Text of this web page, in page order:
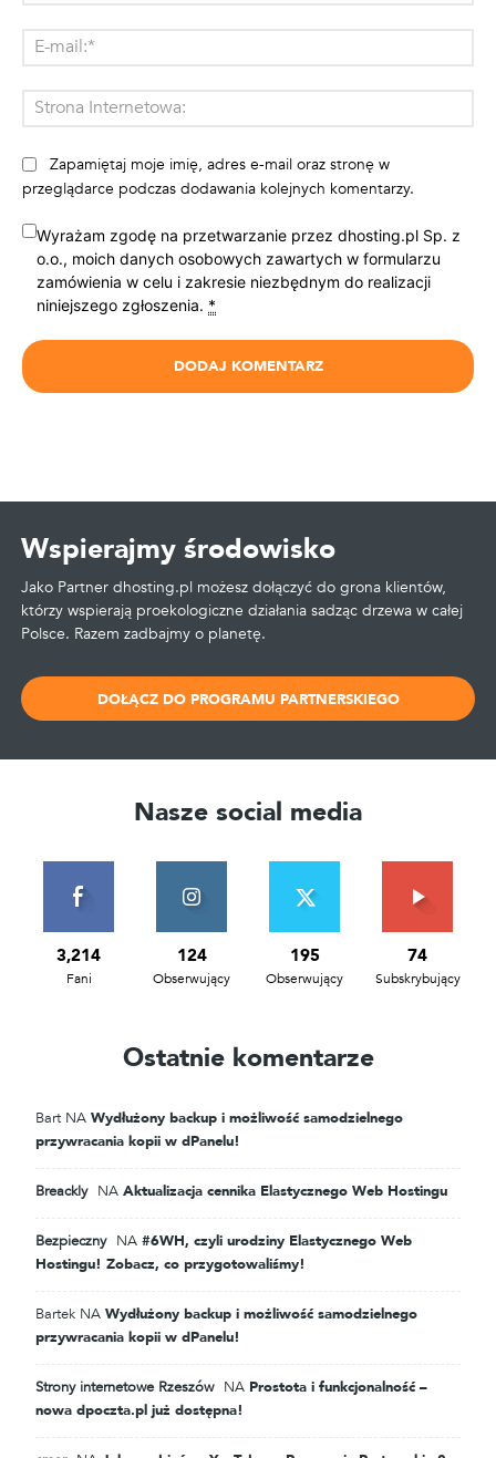
Zapamiętaj moje imię, adres e-mail oraz stronę w
przeglądarce podczas dodawania kolejnych komentarzy.
Wyrażam zgodę na przetwarzanie przez dhosting.pl Sp. z
o.o., moich danych osobowych zawartych w formularzu
zamówienia w celu i zakresie niezbędnym do realizacji
niniejszego zgłoszenia. *
Wspierajmy środowisko
Jako Partner dhosting.pl możesz dołączyć do grona klientów,
którzy wspierają proekologiczne działania sadząc drzewa w całej
Polsce. Razem zadbajmy o planetę.
DOŁĄCZ DO PROGRAMU PARTNERSKIEGO
Nasze social media
3,214
Fani
124
Obserwujący
195
Obserwujący
74
Subskrybujący
Ostatnie komentarze
Bart NA Wydłużony backup i możliwość samodzielnego
przywracania kopii w dPanelu!
Breackly NA Aktualizacja cennika Elastycznego Web Hostingu
Bezpieczny NA #6WH, czyli urodziny Elastycznego Web
Hostingu! Zobacz, co przygotowaliśmy!
Bartek NA Wydłużony backup i możliwość samodzielnego
przywracania kopii w dPanelu!
Strony internetowe Rzeszów NA Prostota i funkcjonalność –
nowa dpoczta.pl już dostępna!